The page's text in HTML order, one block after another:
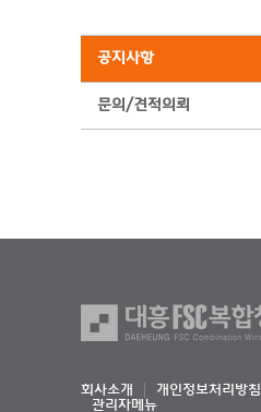
공지사항
문의/견적의뢰
회사소개 개인정보처리방침
관리자메뉴